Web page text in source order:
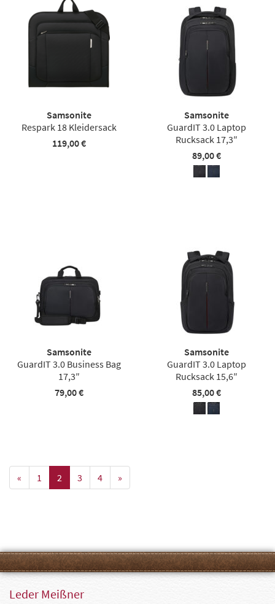
Samsonite
Respark 18 Kleidersack
119,00 €
Samsonite
GuardIT 3.0 Laptop
Rucksack 17,3″
89,00 €
Samsonite
GuardIT 3.0 Business Bag
17,3″
79,00 €
Samsonite
GuardIT 3.0 Laptop
Rucksack 15,6″
85,00 €
« 1 2 3 4 »
Leder Meißner